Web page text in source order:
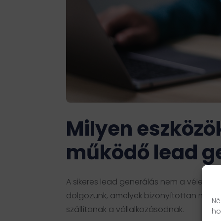
Milyen
működő lead
A sikeres lead generálás nem a
dolgozunk, amelyek bizonyítottan
szállítanak a vállalkozásodnak.